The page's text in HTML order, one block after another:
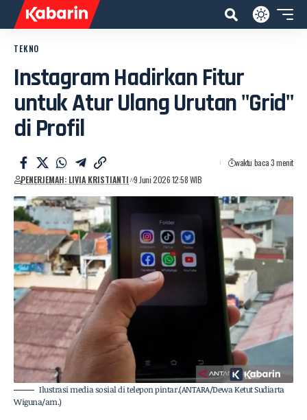
TEKNO
Instagram Hadirkan Fitur
untuk Atur Ulang Urutan "Grid"
di Profil
PENERJEMAH: LIVIA KRISTIANTI 9 Juni 2026 12:58 WIB
waktu baca 3 menit
Ilustrasi media sosial di telepon pintar.(ANTARA/Dewa Ketut Sudiarta
Wiguna/am.)